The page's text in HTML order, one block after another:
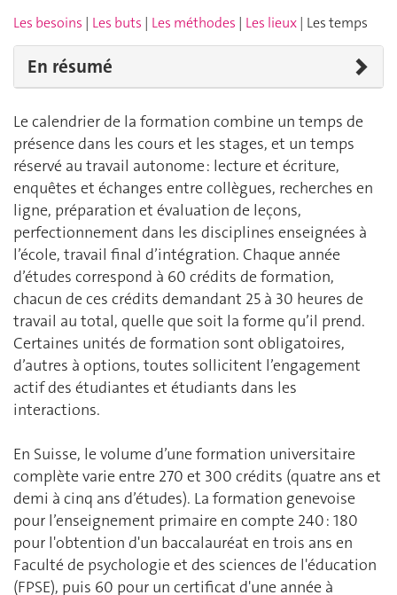
Les besoins | Les buts | Les méthodes | Les lieux| Les temps
En résumé
Le calendrier de la formation combine un temps de
présence dans les cours et les stages, et un temps
réservé au travail autonome : lecture et écriture,
enquêtes et échanges entre collègues, recherches en
ligne, préparation et évaluation de leçons,
perfectionnement dans les disciplines enseignées à
l’école, travail final d’intégration. Chaque année
d’études correspond à 60 crédits de formation,
chacun de ces crédits demandant 25 à 30 heures de
travail au total, quelle que soit la forme qu’il prend.
Certaines unités de formation sont obligatoires,
d’autres à options, toutes sollicitent l’engagement
actif des étudiantes et étudiants dans les
interactions.
En Suisse, le volume d’une formation universitaire
complète varie entre 270 et 300 crédits (quatre ans et
demi à cinq ans d’études). La formation genevoise
pour l’enseignement primaire en compte 240 : 180
pour l'obtention d'un baccalauréat en trois ans en
Faculté de psychologie et des sciences de l'éducation
(FPSE), puis 60 pour un certificat d'une année à